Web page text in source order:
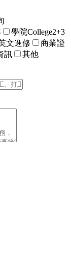
學院College2+3
文進修
商業證
訊 其他